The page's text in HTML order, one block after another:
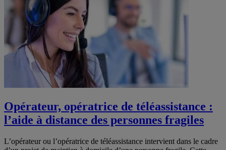
Opérateur, opératrice de téléassistance :
l’aide à distance des personnes fragiles
L’opérateur ou l’opératrice de téléassistance intervient dans le cadre